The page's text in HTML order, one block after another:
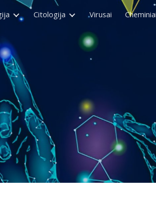
contentCitologija Virusai